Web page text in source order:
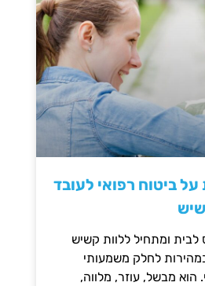
ביטוח רפואי לעובד
ומתחיל ללוות קשיש
לחלק משמעותי
מבשל, עוזר, מלווה,